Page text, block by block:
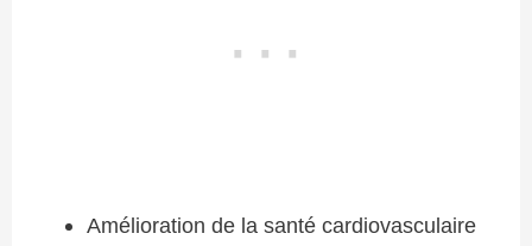
Amélioration de la santé cardiovasculaire